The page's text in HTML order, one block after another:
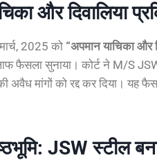
और दिवालिया
2025 को “अपमान याचिका और
फैसला सुनाया। कोर्ट ने M/S JSW
मांगों को रद्द कर दिया। यह
JSW स्टील